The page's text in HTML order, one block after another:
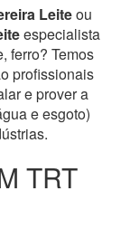
Leiteou
especialista
ferro? Temos
profissionais
e prover a
e esgoto)
TRT